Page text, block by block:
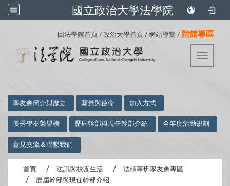
國立政治大學法學院
回法學院首頁 / 政治大學首頁 / 網站導覽 / 院館專區
Toggle
學友會簡介與歷史 願景與使命 加入方式
優秀學友榮譽榜 歷屆幹部與現任幹部介紹 全年度活動規劃
意見交流＆聯繫我們
首頁 法訊與校園生活
法碩專班學友會專區
歷屆幹部與現任幹部介紹